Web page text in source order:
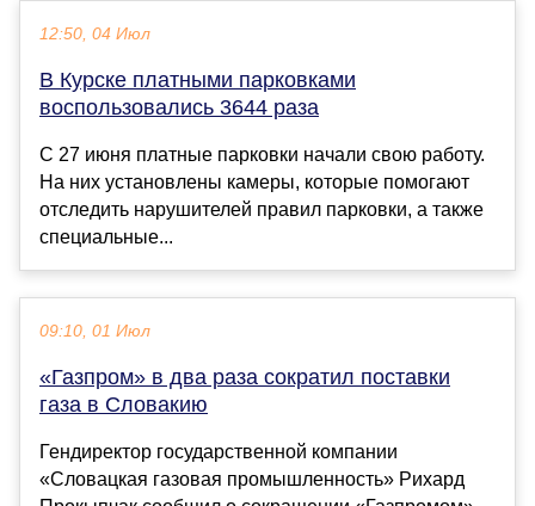
12:50, 04 Июл
В Курске платными парковками
воспользовались 3644 раза
С 27 июня платные парковки начали свою работу.
На них установлены камеры, которые помогают
отследить нарушителей правил парковки, а также
специальные...
09:10, 01 Июл
«Газпром» в два раза сократил поставки
газа в Словакию
Гендиректор государственной компании
«Словацкая газовая промышленность» Рихард